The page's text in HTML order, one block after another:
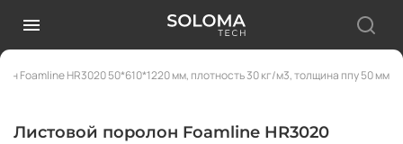
Foamline HR3020 50*610*1220 мм, плотность 30 кг/м3, толщина ппу 50 мм
Листовой поролон Foamline HR3020